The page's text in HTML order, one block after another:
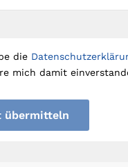
die
mich damit
übermitteln